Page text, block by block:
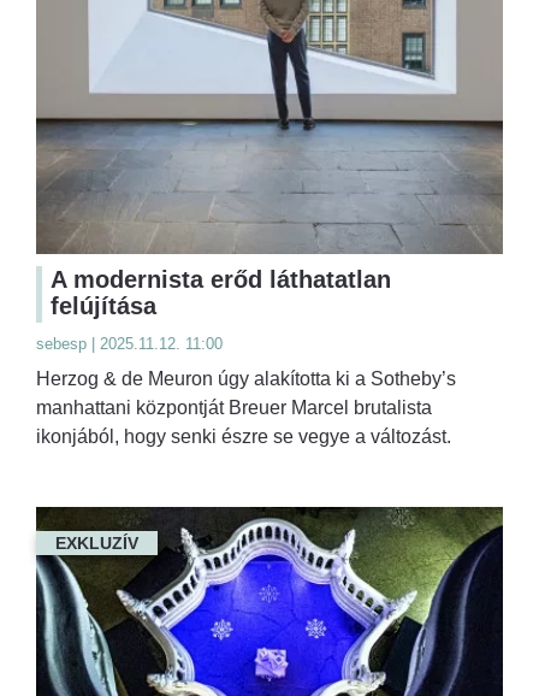
A modernista erőd láthatatlan
felújítása
sebesp | 2025.11.12. 11:00
Herzog & de Meuron úgy alakította ki a Sotheby’s
manhattani központját Breuer Marcel brutalista
ikonjából, hogy senki észre se vegye a változást.
EXKLUZÍV